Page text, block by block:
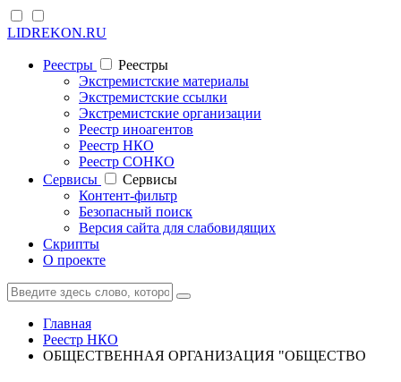
LIDREKON.RU
Реестры
Реестры
Экстремистские материалы
Экстремистские ссылки
Экстремистские организации
Реестр иноагентов
Реестр НКО
Реестр СОНКО
Cервисы
Cервисы
Контент-фильтр
Безопасный поиск
Версия сайта для слабовидящих
Скрипты
О проекте
Главная
Реестр НКО
ОБЩЕСТВЕННАЯ ОРГАНИЗАЦИЯ "ОБЩЕСТВО